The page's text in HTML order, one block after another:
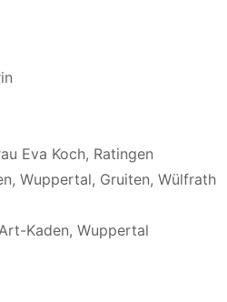
Eva Koch, Ratingen
Wuppertal, Gruiten, Wülfrath
Kaden, Wuppertal